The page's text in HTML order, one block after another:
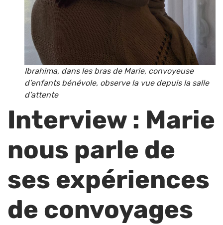
Ibrahima, dans les bras de Marie, convoyeuse
d’enfants bénévole, observe la vue depuis la salle
d’attente
Interview : Marie
nous parle de
ses expériences
de convoyages